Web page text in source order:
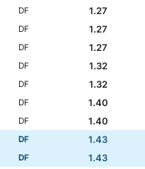
DF
1.27
DF
1.27
DF
1.27
DF
1.32
DF
1.32
DF
1.40
DF
1.40
DF
1.43
DF
1.43